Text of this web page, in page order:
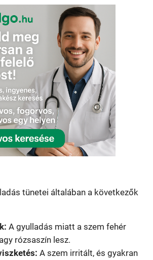
tünetei általában a következők
A gyulladás miatt a szem fehér
rózsaszín lesz.
A szem irritált, és gyakran